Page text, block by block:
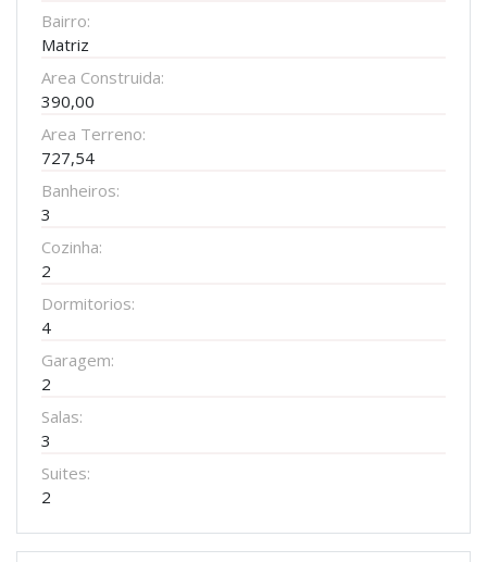
Bairro:
Matriz
Area Construida:
390,00
Area Terreno:
727,54
Banheiros:
3
Cozinha:
2
Dormitorios:
4
Garagem:
2
Salas:
3
Suites:
2